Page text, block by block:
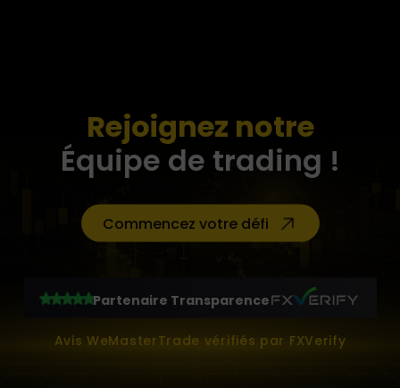
Rejoignez notre
Équipe de trading !
Commencez votre défi
Partenaire Transparence
Avis WeMasterTrade vérifiés par FXVerify